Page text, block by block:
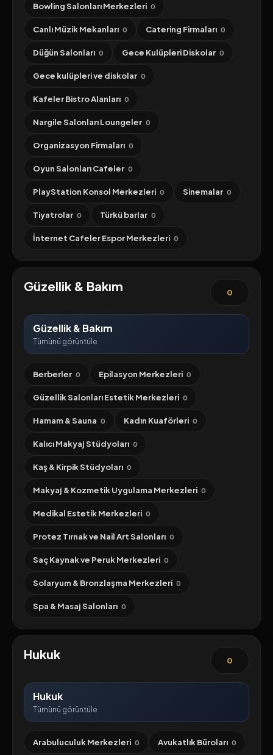
Bowling Salonları Merkezleri 0
Canlı Müzik Mekanları 0 Catering Firmaları 0
Düğün Salonları 0 Gece Kulüpleri Diskolar 0
Gece kulüpleri ve diskolar 0
Kafeler Bistro Alanları 0
Nargile Salonları Loungeler 0
Organizasyon Firmaları 0
Oyun Salonları Cafeler 0
PlayStation Konsol Merkezleri 0 Sinemalar 0
Tiyatrolar 0 Türkü barlar 0
İnternet Cafeler Espor Merkezleri 0
Güzellik & Bakım 0
Güzellik & Bakım
Tümünü görüntüle
Berberler 0 Epilasyon Merkezleri 0
Güzellik Salonları Estetik Merkezleri 0
Hamam & Sauna 0 Kadın Kuaförleri 0
Kalıcı Makyaj Stüdyoları 0
Kaş & Kirpik Stüdyoları 0
Makyaj & Kozmetik Uygulama Merkezleri 0
Medikal Estetik Merkezleri 0
Protez Tırnak ve Nail Art Salonları 0
Saç Kaynak ve Peruk Merkezleri 0
Solaryum & Bronzlaşma Merkezleri 0
Spa & Masaj Salonları 0
Hukuk 0
Hukuk
Tümünü görüntüle
Arabuluculuk Merkezleri 0 Avukatlık Büroları 0